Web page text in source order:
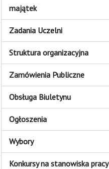
majątek
Zadania Uczelni
Struktura organizacyjna
Zamówienia Publiczne
Obsługa Biuletynu
Ogłoszenia
Wybory
Konkursy na stanowiska pracy